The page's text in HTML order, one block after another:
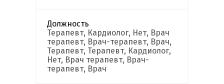
Должность
Терапевт, Кардиолог, Нет, Врач
терапевт, Врач-терапевт, Врач,
Терапевт, Терапевт, Кардиолог,
Нет, Врач терапевт, Врач-
терапевт, Врач